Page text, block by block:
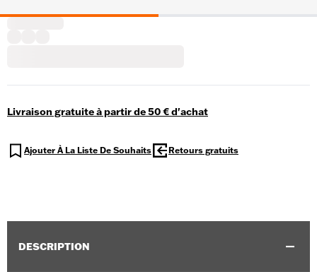
Livraison gratuite à partir de 50 € d'achat
Ajouter À La Liste De Souhaits Retours gratuits
DESCRIPTION